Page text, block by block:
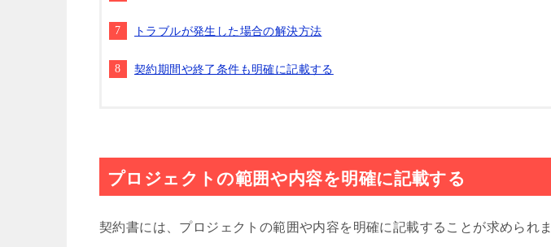
トラブルが発生した場合の解決方法
契約期間や終了条件も明確に記載する
プロジェクトの範囲や内容を明確に記載する
契約書には、プロジェクトの範囲や内容を明確に記載することが求められま